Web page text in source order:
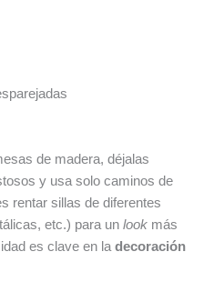
de madera, déjalas
y usa solo caminos de
rentar sillas de diferentes
etc.) para un look más
es clave en la decoración